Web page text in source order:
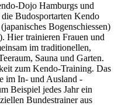
Dojo Hamburgs und
Budosportarten Kendo
Bogenschiessen)
Hier trainieren Frauen und
im traditionellen,
Sauna und Garten.
zum Kendo-Training. Das
im In- und Ausland -
Beispiel jedes Jahr ein
Bundestrainer aus